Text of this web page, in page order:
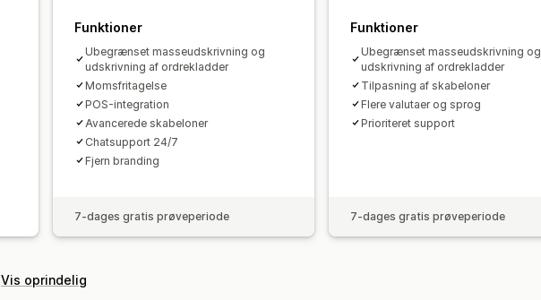
Funktioner
Ubegrænset masseudskrivning og
udskrivning af ordrekladder
Momsfritagelse
POS-integration
Avancerede skabeloner
Chatsupport 24/7
Fjern branding
7-dages gratis prøveperiode
Funktioner
Ubegrænset masseudskrivning og
udskrivning af ordrekladder
Tilpasning af skabeloner
Flere valutaer og sprog
Prioriteret support
7-dages gratis prøveperiode
Vis oprindelig